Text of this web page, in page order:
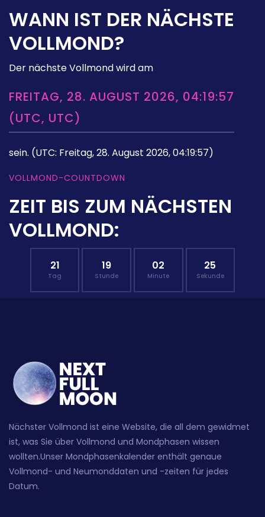
WANN IST DER NÄCHSTE
VOLLMOND?
Der nächste Vollmond wird am
FREITAG, 28. AUGUST 2026, 04:19:57
(UTC, UTC)
sein. (UTC: Freitag, 28. August 2026, 04:19:57)
VOLLMOND-COUNTDOWN
ZEIT BIS ZUM NÄCHSTEN
VOLLMOND:
21
Tag
19
Stunde
02
Minute
24
Sekunde
Nächster Vollmond ist eine Website, die all dem gewidmet
ist, was Sie über Vollmond und Mondphasen wissen
wollten.Unser Mondphasenkalender enthält genaue
Vollmond- und Neumonddaten und -zeiten für jedes
Datum.